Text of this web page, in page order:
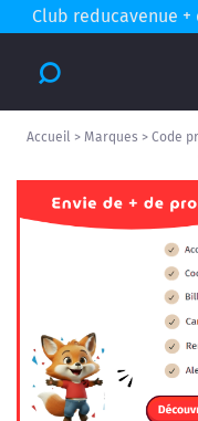
Club reducavenue +
Accueil > Marques > Code